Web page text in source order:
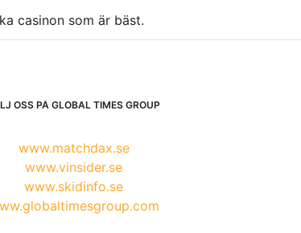
casinon som är bäst.
OSS PÅ GLOBAL TIMES GROUP
www.matchdax.se
www.vinsider.se
www.skidinfo.se